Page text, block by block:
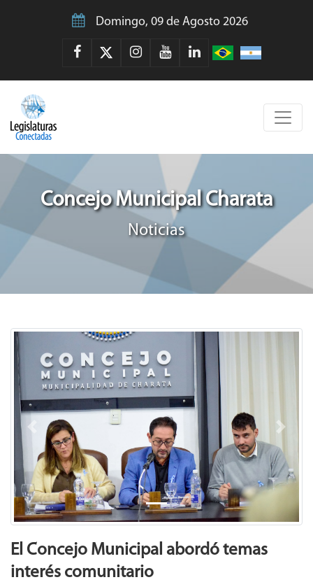
Domingo, 09 de Agosto 2026
Concejo Municipal Charata
Noticias
Previous Next
El Concejo Municipal abordó temas
interés comunitario